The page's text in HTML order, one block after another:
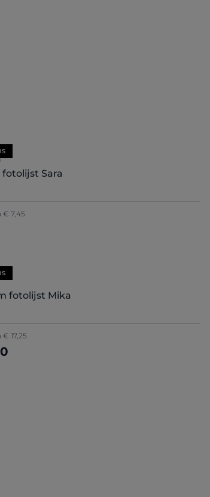
waardering van 4.71 van 5 sterren
Sara
€ 7,45
waardering van 5 van 5 sterren
fotolijst Mika
€ 17,25